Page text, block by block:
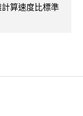
算速度比標準